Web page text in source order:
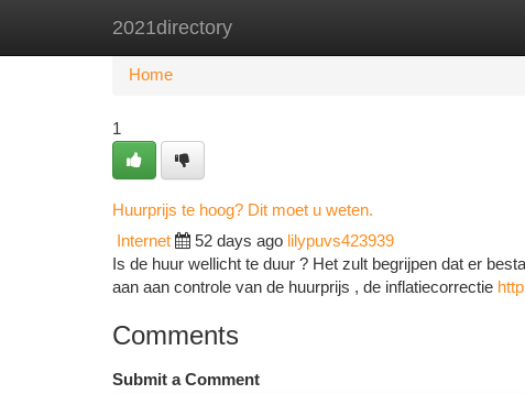
2021directory
Home New Site Listings
Home
1
Huurprijs te hoog? Dit moet u weten.
Internet 52 days ago lilypuvs423939
Is de huur wellicht te duur ? Het zult begrijpen dat er
aan aan controle van de huurprijs , de inflatiecorrectie
Comments
Submit a Comment